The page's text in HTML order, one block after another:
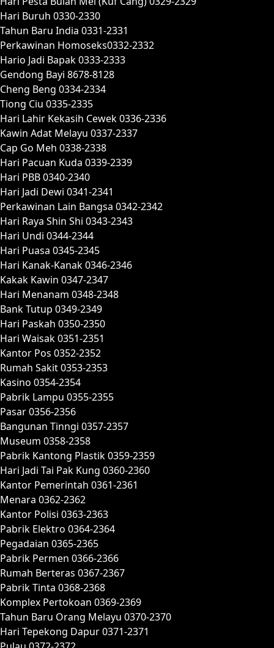
Hari Buruh 0330-2330
Tahun Baru India 0331-2331
Perkawinan Homoseks0332-2332
Hario Jadi Bapak 0333-2333
Gendong Bayi 8678-8128
Cheng Beng 0334-2334
Tiong Ciu 0335-2335
Hari Lahir Kekasih Cewek 0336-2336
Kawin Adat Melayu 0337-2337
Cap Go Meh 0338-2338
Hari Pacuan Kuda 0339-2339
Hari PBB 0340-2340
Hari Jadi Dewi 0341-2341
Perkawinan Lain Bangsa 0342-2342
Hari Raya Shin Shi 0343-2343
Hari Undi 0344-2344
Hari Puasa 0345-2345
Hari Kanak-Kanak 0346-2346
Kakak Kawin 0347-2347
Hari Menanam 0348-2348
Bank Tutup 0349-2349
Hari Paskah 0350-2350
Hari Waisak 0351-2351
Kantor Pos 0352-2352
Rumah Sakit 0353-2353
Kasino 0354-2354
Pabrik Lampu 0355-2355
Pasar 0356-2356
Bangunan Tinngi 0357-2357
Museum 0358-2358
Pabrik Kantong Plastik 0359-2359
Hari Jadi Tai Pak Kung 0360-2360
Kantor Pemerintah 0361-2361
Menara 0362-2362
Kantor Polisi 0363-2363
Pabrik Elektro 0364-2364
Pegadaian 0365-2365
Pabrik Permen 0366-2366
Rumah Berteras 0367-2367
Pabrik Tinta 0368-2368
Komplex Pertokoan 0369-2369
Tahun Baru Orang Melayu 0370-2370
Hari Tepekong Dapur 0371-2371